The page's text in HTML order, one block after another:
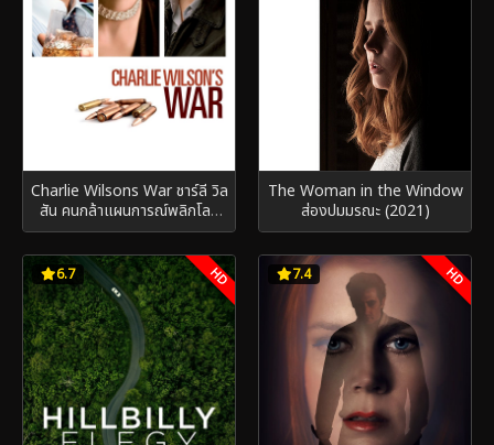
Charlie Wilsons War ชาร์ลี วิล
สัน คนกล้าแผนการณ์พลิกโลก
(2007)
The Woman in the Window
ส่องปมมรณะ (2021)
6.7 HD 7.4 HD